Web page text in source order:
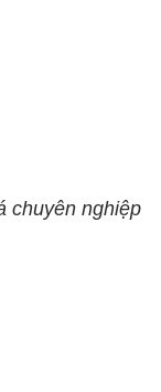
chuyên nghiệp